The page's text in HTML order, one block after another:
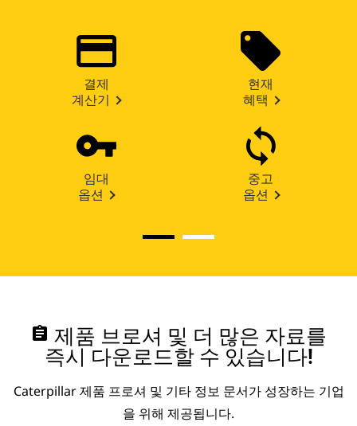
결제
계산기
현재
혜택
임대
옵션
중고
옵션
assignment 제품 브로셔 및 더 많은 자료를
즉시 다운로드할 수 있습니다!
Caterpillar 제품 프로셔 및 기타 정보 문서가 성장하는 기업
을 위해 제공됩니다.